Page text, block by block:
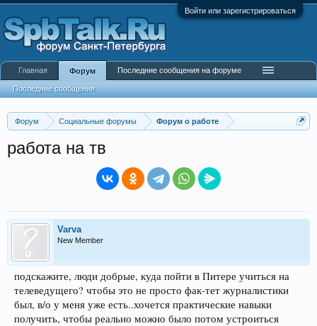
Войти или зарегистрироваться
Форум Социальные форумы Форум о работе
работа на тв
Varva
New Member
подскажите, люди добрые, куда пойти в Питере учиться на
телеведущего? чтобы это не просто фак-тет журналистики
был, в/о у меня уже есть..хочется практические навыки
получить, чтобы реально можно было потом устроиться
Главная Форум
Последние сообщения
Последние сообщения на форуме